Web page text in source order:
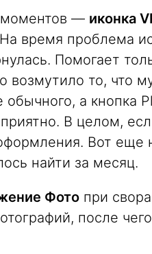
— иконка
время проблема
Помогает
возмутило то, что
а кнопка
В целом,
Вот еще
найти за месяц.
Фото при
после